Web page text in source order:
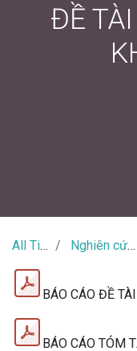
ĐỀ
All Tin Tức Nghiên cứu khoa học
BÁO CÁO ĐỀ
BÁO CÁO TÓM